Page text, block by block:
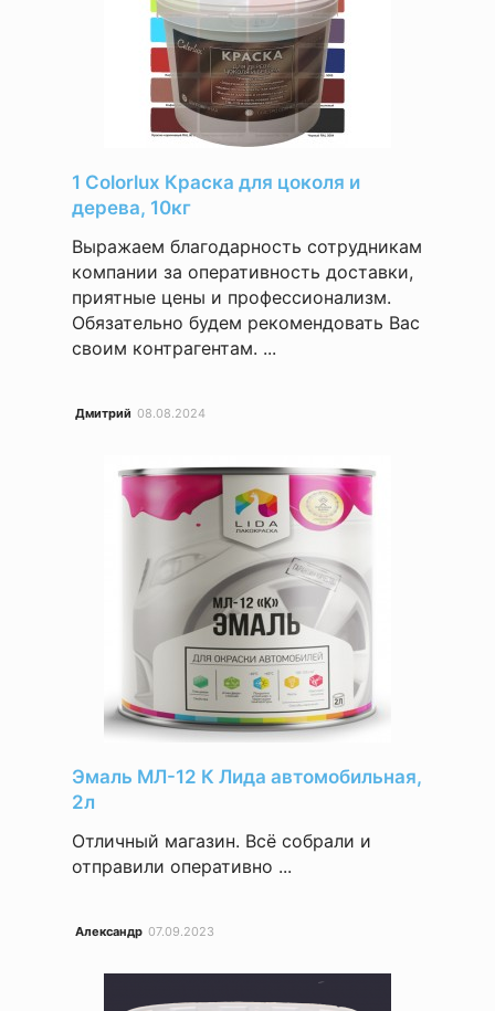
1 Colorlux Краска для цоколя и
дерева, 10кг
Выражаем благодарность сотрудникам
компании за оперативность доставки,
приятные цены и профессионализм.
Обязательно будем рекомендовать Вас
своим контрагентам. ...
Дмитрий 08.08.2024
Эмаль МЛ-12 К Лида автомобильная,
2л
Отличный магазин. Всё собрали и
отправили оперативно ...
Александр 07.09.2023